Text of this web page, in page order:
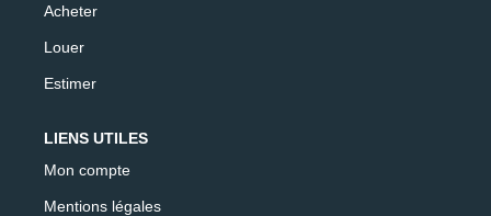
Acheter
Louer
Estimer
LIENS UTILES
Mon compte
Mentions légales